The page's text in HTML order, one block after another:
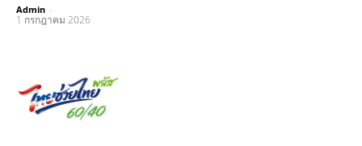
Admin -
1 กรกฎาคม 2026